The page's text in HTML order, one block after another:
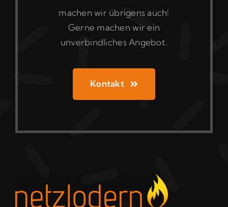
machen wir übrigens auch!
Gerne machen wir ein
unverbindliches Angebot.
Kontakt